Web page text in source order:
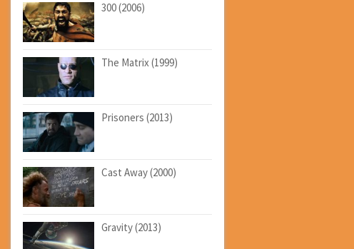
300 (2006)
The Matrix (1999)
Prisoners (2013)
Cast Away (2000)
Gravity (2013)